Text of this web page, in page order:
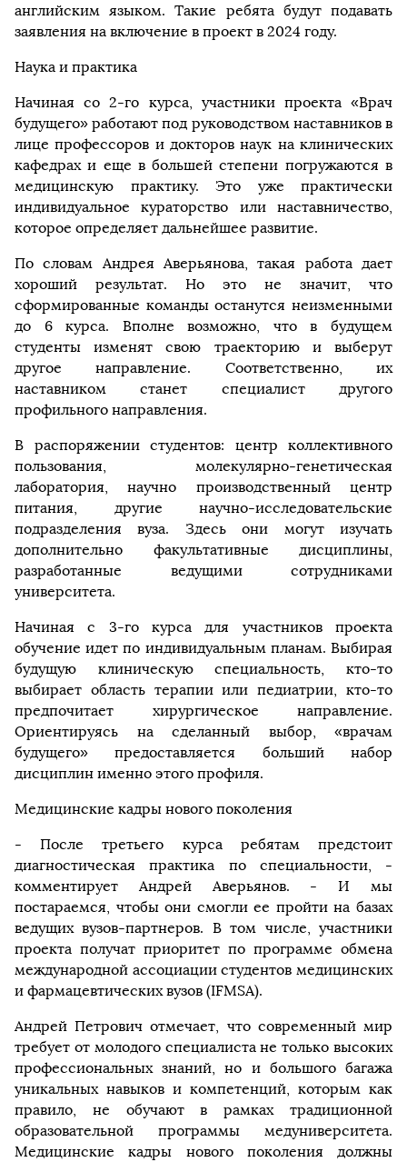
английским языком. Такие ребята будут подавать
заявления на включение в проект в 2024 году.
Наука и практика
Начиная со 2-го курса, участники проекта «Врач
будущего» работают под руководством наставников в
лице профессоров и докторов наук на клинических
кафедрах и еще в большей степени погружаются в
медицинскую практику. Это уже практически
индивидуальное кураторство или наставничество,
которое определяет дальнейшее развитие.
По словам Андрея Аверьянова, такая работа дает
хороший результат. Но это не значит, что
сформированные команды останутся неизменными
до 6 курса. Вполне возможно, что в будущем
студенты изменят свою траекторию и выберут
другое направление. Соответственно, их
наставником станет специалист другого
профильного направления.
В распоряжении студентов: центр коллективного
пользования, молекулярно-генетическая
лаборатория, научно производственный центр
питания, другие научно-исследовательские
подразделения вуза. Здесь они могут изучать
дополнительно факультативные дисциплины,
разработанные ведущими сотрудниками
университета.
Начиная с 3-го курса для участников проекта
обучение идет по индивидуальным планам. Выбирая
будущую клиническую специальность, кто-то
выбирает область терапии или педиатрии, кто-то
предпочитает хирургическое направление.
Ориентируясь на сделанный выбор, «врачам
будущего» предоставляется больший набор
дисциплин именно этого профиля.
Медицинские кадры нового поколения
- После третьего курса ребятам предстоит
диагностическая практика по специальности, -
комментирует Андрей Аверьянов. - И мы
постараемся, чтобы они смогли ее пройти на базах
ведущих вузов-партнеров. В том числе, участники
проекта получат приоритет по программе обмена
международной ассоциации студентов медицинских
и фармацевтических вузов (IFMSA).
Андрей Петрович отмечает, что современный мир
требует от молодого специалиста не только высоких
профессиональных знаний, но и большого багажа
уникальных навыков и компетенций, которым как
правило, не обучают в рамках традиционной
образовательной программы медуниверситета.
Медицинские кадры нового поколения должны